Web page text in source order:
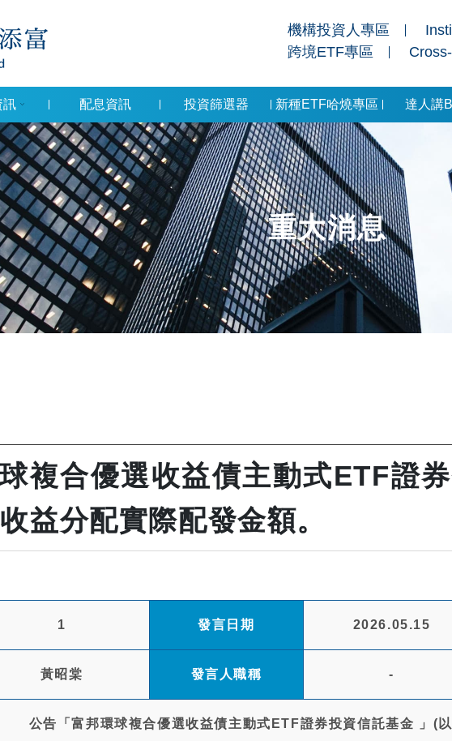
機構投資人專區
跨境ETF專區
訊 配息資訊 投資篩選器 新種ETF哈燒專區 達人講
重大消息
複合優選收益債主動式ETF證
益分配實際配發金額。
1 發言日期 2026.05.15
黃昭棠 發言人職稱 -
公告「富邦環球複合優選收益債主動式ETF證券投資信託基金 」(